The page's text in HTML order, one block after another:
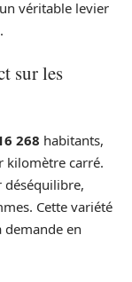
véritable levier
sur les
268 habitants,
kilomètre carré.
Cette variété
en